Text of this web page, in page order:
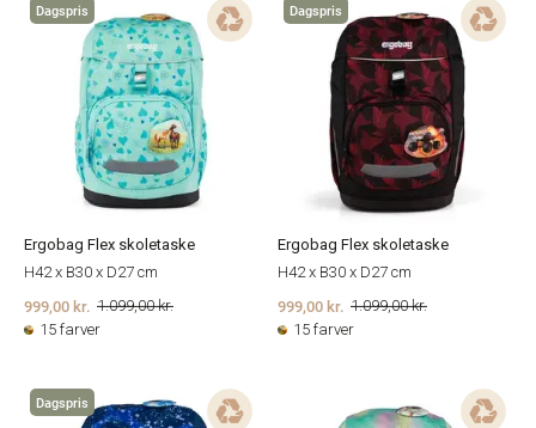
Dagspris
Ergobag Flex skoletaske
H42 x B30 x D27 cm
1.099,00 kr.
999,00 kr.
15 farver
Dagspris
Ergobag Flex skoletaske
H42 x B30 x D27 cm
1.099,00 kr.
999,00 kr.
15 farver
Dagspris